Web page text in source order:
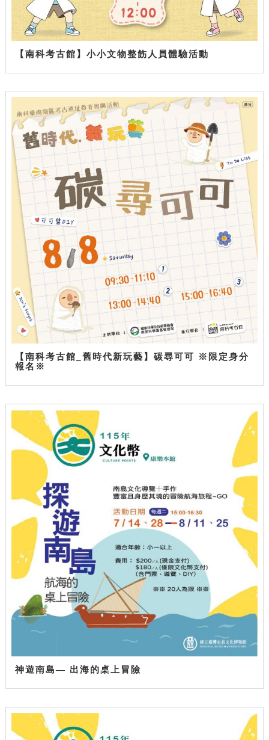
【南科考古館】小小文物整飭人員體驗活動
【南科考古館_舊時代新玩藝】碳尋可可 ※限定身分
報名※
神遊南島— 出海的桌上冒險